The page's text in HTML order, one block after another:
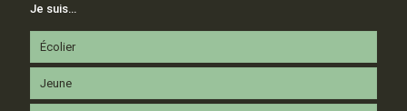
Je suis…
Écolier
Jeune